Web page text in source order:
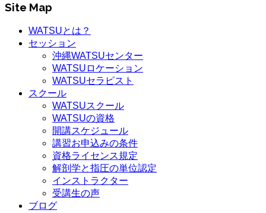
Site Map
WATSUとは？
セッション
沖縄WATSUセンター
WATSUロケーション
WATSUセラピスト
スクール
WATSUスクール
WATSUの資格
開講スケジュール
講習お申込みの条件
資格ライセンス規定
解剖学と指圧の単位認定
インストラクター
受講生の声
ブログ